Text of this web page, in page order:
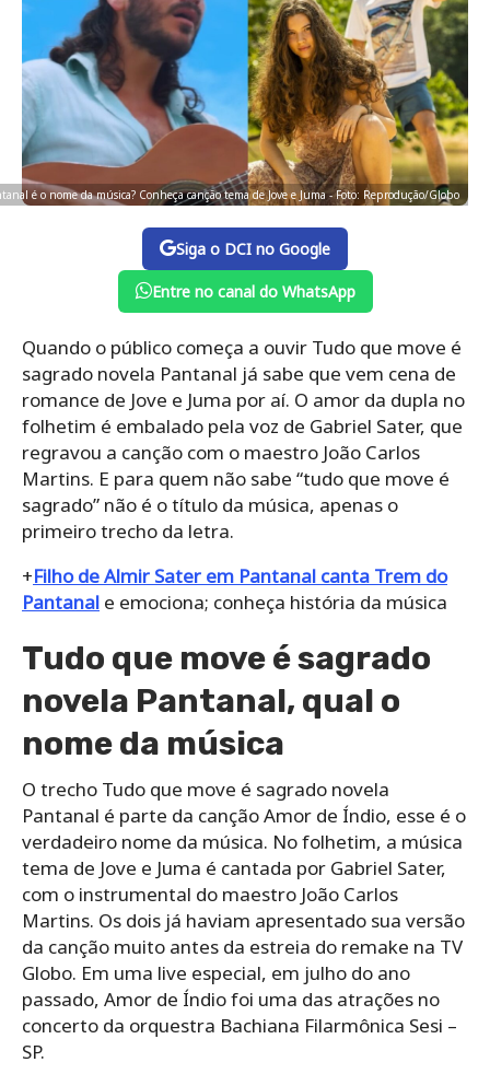
é o nome da música? Conheça canção tema de Jove e Juma - Foto: Reprodução/Globo
Siga o DCI no Google
Entre no canal do WhatsApp
Quando o público começa a ouvir Tudo que move é
sagrado novela Pantanal já sabe que vem cena de
romance de Jove e Juma por aí. O amor da dupla no
folhetim é embalado pela voz de Gabriel Sater, que
regravou a canção com o maestro João Carlos
Martins. E para quem não sabe “tudo que move é
sagrado” não é o título da música, apenas o
primeiro trecho da letra.
+Filho de Almir Sater em Pantanal canta Trem do
Pantanal e emociona; conheça história da música
Tudo que move é sagrado
novela Pantanal, qual o
nome da música
O trecho Tudo que move é sagrado novela
Pantanal é parte da canção Amor de Índio, esse é o
verdadeiro nome da música. No folhetim, a música
tema de Jove e Juma é cantada por Gabriel Sater,
com o instrumental do maestro João Carlos
Martins. Os dois já haviam apresentado sua versão
da canção muito antes da estreia do remake na TV
Globo. Em uma live especial, em julho do ano
passado, Amor de Índio foi uma das atrações no
concerto da orquestra Bachiana Filarmônica Sesi –
SP.